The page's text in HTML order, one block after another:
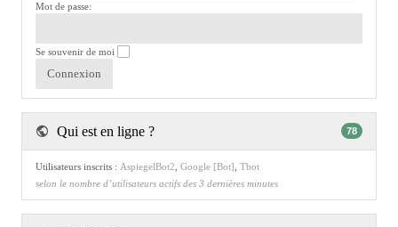
Mot de passe:
Se souvenir de moi
Qui est en ligne ? 78
Utilisateurs inscrits : AspiegelBot2, Google [Bot], Tbot
selon le nombre d’utilisateurs actifs des 3 dernières minutes